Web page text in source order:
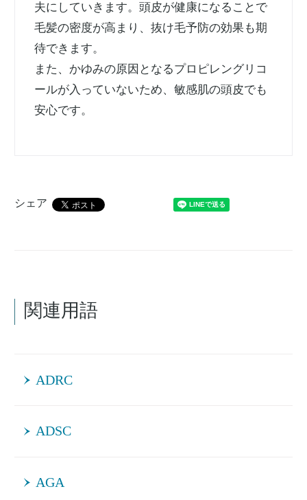
夫にしていきます。頭皮が健康になることで
毛髪の密度が高まり、抜け毛予防の効果も期
待できます。
また、かゆみの原因となるプロピレングリコ
ールが入っていないため、敏感肌の頭皮でも
安心です。
シェア
関連用語
ADRC
ADSC
AGA